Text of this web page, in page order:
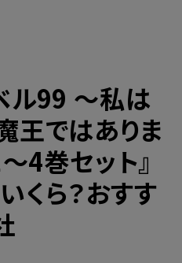
ル99 ～私は
王ではありま
4巻セット』
くら？おすす